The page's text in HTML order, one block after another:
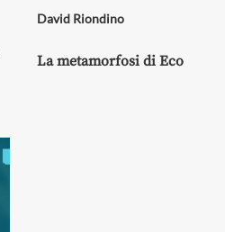
David Riondino
La metamorfosi di Eco